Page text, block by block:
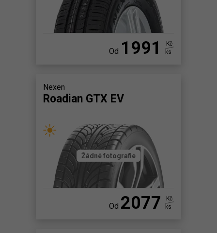
Od 1991
Kč
ks
Nexen
Roadian GTX EV
Žádné fotografie
Od 2077
Kč
ks